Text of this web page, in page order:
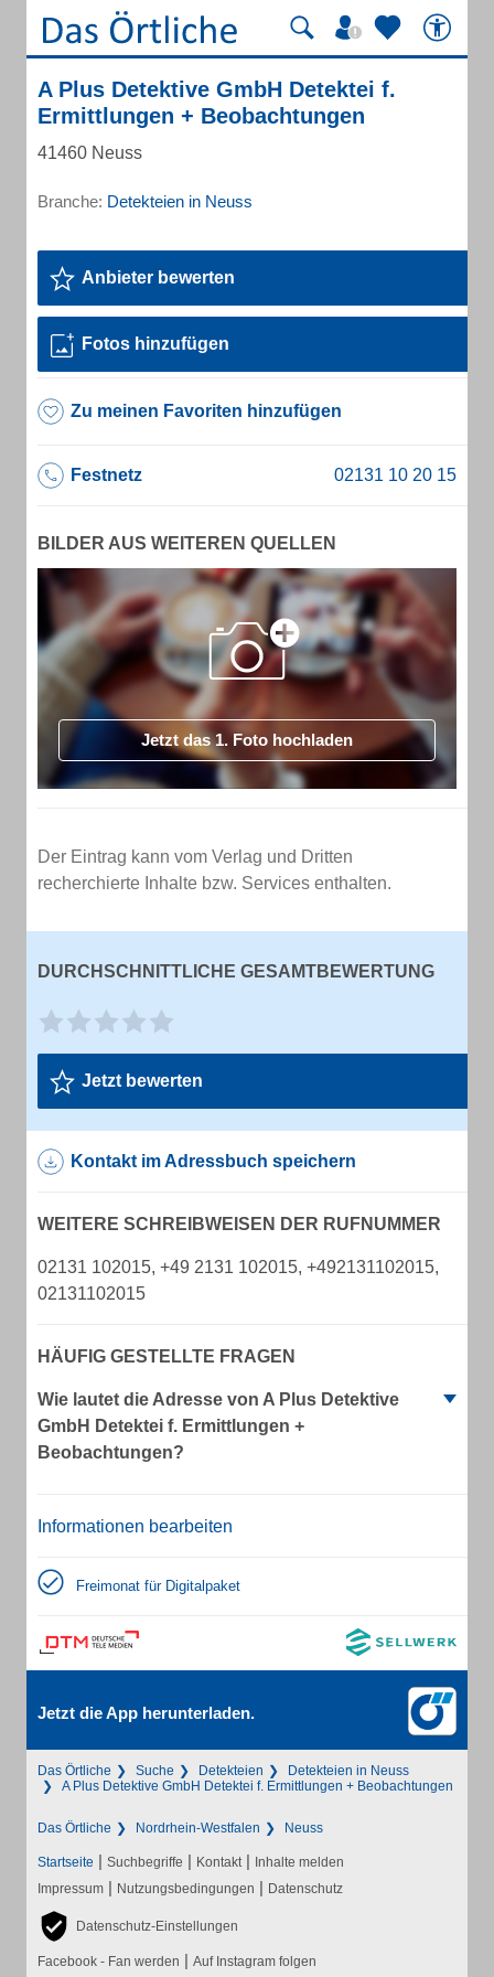
A Plus Detektive GmbH Detektei f.
Ermittlungen + Beobachtungen
41460 Neuss
Branche: Detekteien in Neuss
Anbieter bewerten
Fotos hinzufügen
Zu meinen Favoriten hinzufügen
Festnetz
BILDER AUS WEITEREN QUELLEN
Jetzt das 1. Foto hochladen
Der Eintrag kann vom Verlag und Dritten
recherchierte Inhalte bzw. Services enthalten.
DURCHSCHNITTLICHE GESAMTBEWERTUNG
Jetzt bewerten
Kontakt im Adressbuch speichern
WEITERE SCHREIBWEISEN DER RUFNUMMER
02131 102015, +49 2131 102015, +492131102015,
02131102015
HÄUFIG GESTELLTE FRAGEN
Wie lautet die Adresse von A Plus Detektive
GmbH Detektei f. Ermittlungen +
Beobachtungen?
Informationen bearbeiten
Freimonat für Digitalpaket
Jetzt die App herunterladen.
Das Örtliche Suche Detekteien
Detekteien in Neuss
A Plus Detektive GmbH Detektei f. Ermittlungen + Beobachtungen
Das Örtliche Nordrhein-Westfalen Neuss
Startseite | Suchbegriffe | Kontakt | Inhalte melden
Impressum | Nutzungsbedingungen | Datenschutz
Datenschutz-Einstellungen
Facebook - Fan werden | Auf Instagram folgen